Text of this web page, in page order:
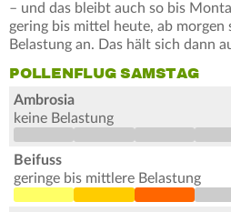
– und das bleibt auch so bis
gering bis mittel heute, ab
Belastung an. Das hält sich dann
POLLENFLUG SAMSTAG
Ambrosia
keine Belastung
Beifuss
geringe bis mittlere Belastung